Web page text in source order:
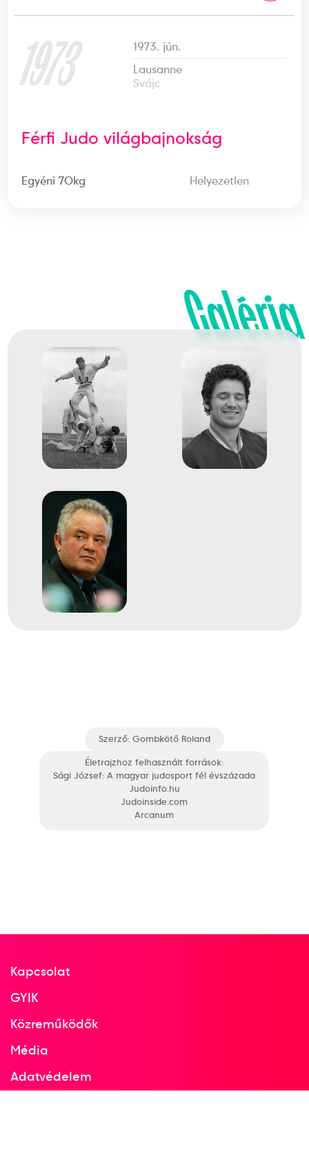
1973
1973. jún.
Lausanne
Svájc
Férfi Judo világbajnokság
Egyéni 70kg Helyezetlen
Galéria
Szerző: Gombkötő Roland
Életrajzhoz felhasznált források:
Sági József: A magyar judosport fél évszázada
Judoinfo.hu
Judoinside.com
Arcanum
Kapcsolat
GYIK
Közreműködők
Média
Adatvédelem